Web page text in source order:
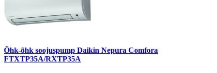
Õhk-õhk soojuspump Daikin Nepura Comfora
FTXTP35A/RXTP35A